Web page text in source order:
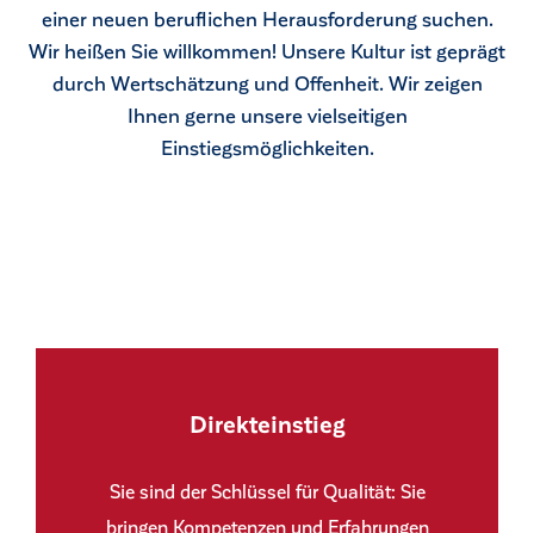
einer neuen beruflichen Herausforderung suchen.
Wir heißen Sie willkommen! Unsere Kultur ist geprägt
durch Wertschätzung und Offenheit. Wir zeigen
Ihnen gerne unsere vielseitigen
Einstiegsmöglichkeiten.
Direkteinstieg
Sie sind der Schlüssel für Qualität: Sie
bringen Kompetenzen und Erfahrungen